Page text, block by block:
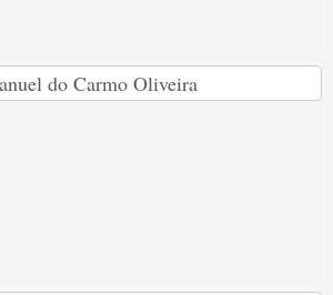
do Carmo Oliveira